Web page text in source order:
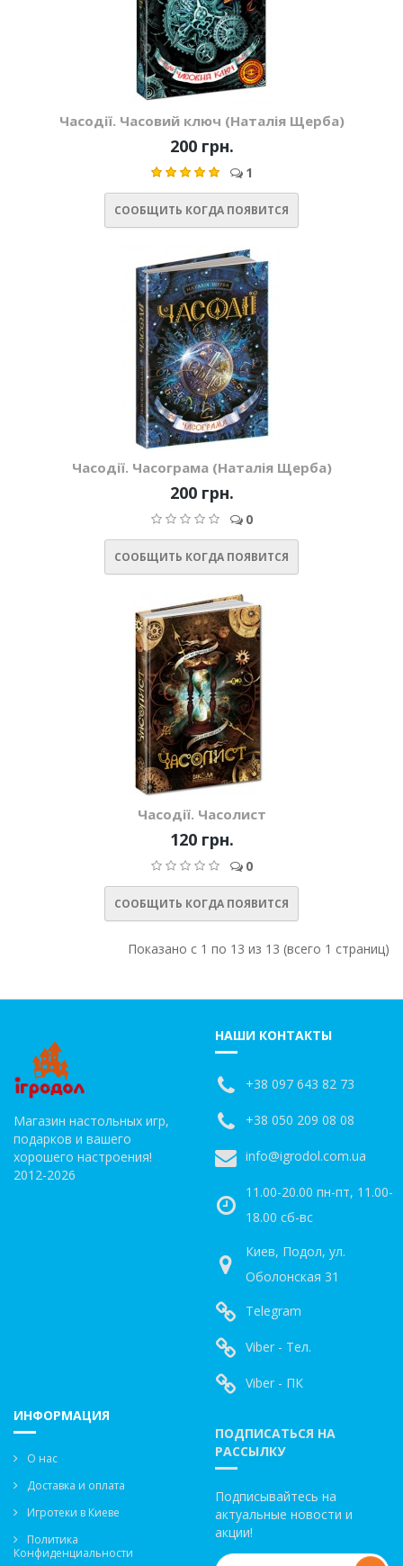
Часодії. Часовий ключ (Наталія Щерба)
200 грн.
1
СООБЩИТЬ КОГДА ПОЯВИТСЯ
Часодії. Часограма (Наталія Щерба)
200 грн.
0
СООБЩИТЬ КОГДА ПОЯВИТСЯ
Часодії. Часолист
120 грн.
0
СООБЩИТЬ КОГДА ПОЯВИТСЯ
Показано с 1 по 13 из 13 (всего 1 страниц)
Магазин настольных игр,
подарков и вашего
хорошего настроения!
2012-2026
НАШИ КОНТАКТЫ
+38 097 643 82 73
+38 050 209 08 08
info@igrodol.com.ua
11.00-20.00 пн-пт, 11.00-
18.00 сб-вс
Киев, Подол, ул.
Оболонская 31
Telegram
Viber - Тел.
Viber - ПК
ИНФОРМАЦИЯ
О нас
Доставка и оплата
Игротеки в Киеве
Политика
Конфиденциальности
ПОДПИСАТЬСЯ НА
РАССЫЛКУ
Подписывайтесь на
актуальные новости и
акции!